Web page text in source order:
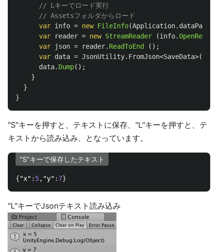
// Lキーでロード実行
// Assetsフォルダからロード
var info = new FileInfo(Application. dataPath
var
reader = new StreamReader (info.OpenRead
var
json = reader. ReadToEnd
();
var data = JsonUtility. FromJson<SaveData>(
data. Dump();
}
}
}
"S"キーを押すと、テキストに保存、"L"キーを押すと、テ
キストから読み込み、となっています。
"S"キーで保存したテキスト
{"x" : 5, "y" : 7}
"L"キーでJsonテキスト読み込み